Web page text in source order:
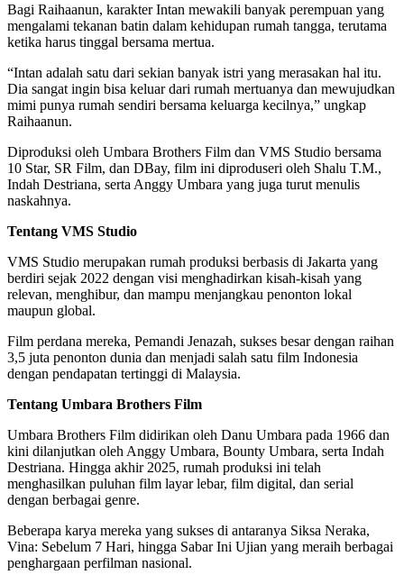
Bagi Raihaanun, karakter Intan mewakili banyak perempuan yang
mengalami tekanan batin dalam kehidupan rumah tangga, terutama
ketika harus tinggal bersama mertua.
“Intan adalah satu dari sekian banyak istri yang merasakan hal itu.
Dia sangat ingin bisa keluar dari rumah mertuanya dan mewujudkan
mimi punya rumah sendiri bersama keluarga kecilnya,” ungkap
Raihaanun.
Diproduksi oleh Umbara Brothers Film dan VMS Studio bersama
10 Star, SR Film, dan DBay, film ini diproduseri oleh Shalu T.M.,
Indah Destriana, serta Anggy Umbara yang juga turut menulis
naskahnya.
Tentang VMS Studio
VMS Studio merupakan rumah produksi berbasis di Jakarta yang
berdiri sejak 2022 dengan visi menghadirkan kisah-kisah yang
relevan, menghibur, dan mampu menjangkau penonton lokal
maupun global.
Film perdana mereka, Pemandi Jenazah, sukses besar dengan raihan
3,5 juta penonton dunia dan menjadi salah satu film Indonesia
dengan pendapatan tertinggi di Malaysia.
Tentang Umbara Brothers Film
Umbara Brothers Film didirikan oleh Danu Umbara pada 1966 dan
kini dilanjutkan oleh Anggy Umbara, Bounty Umbara, serta Indah
Destriana. Hingga akhir 2025, rumah produksi ini telah
menghasilkan puluhan film layar lebar, film digital, dan serial
dengan berbagai genre.
Beberapa karya mereka yang sukses di antaranya Siksa Neraka,
Vina: Sebelum 7 Hari, hingga Sabar Ini Ujian yang meraih berbagai
penghargaan perfilman nasional.